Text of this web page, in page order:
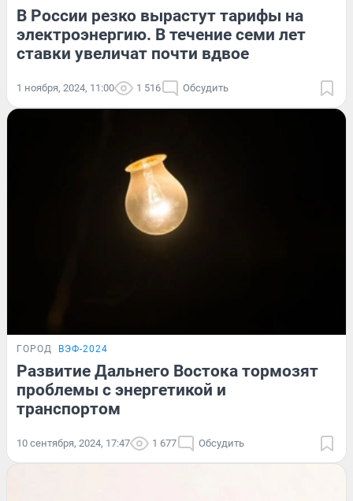
В России резко вырастут тарифы на
электроэнергию. В течение семи лет
ставки увеличат почти вдвое
1 ноября, 2024, 11:00 1 516 Обсудить
ГОРОД ВЭФ-2024
Развитие Дальнего Востока тормозят
проблемы с энергетикой и
транспортом
10 сентября, 2024, 17:47 1 677 Обсудить